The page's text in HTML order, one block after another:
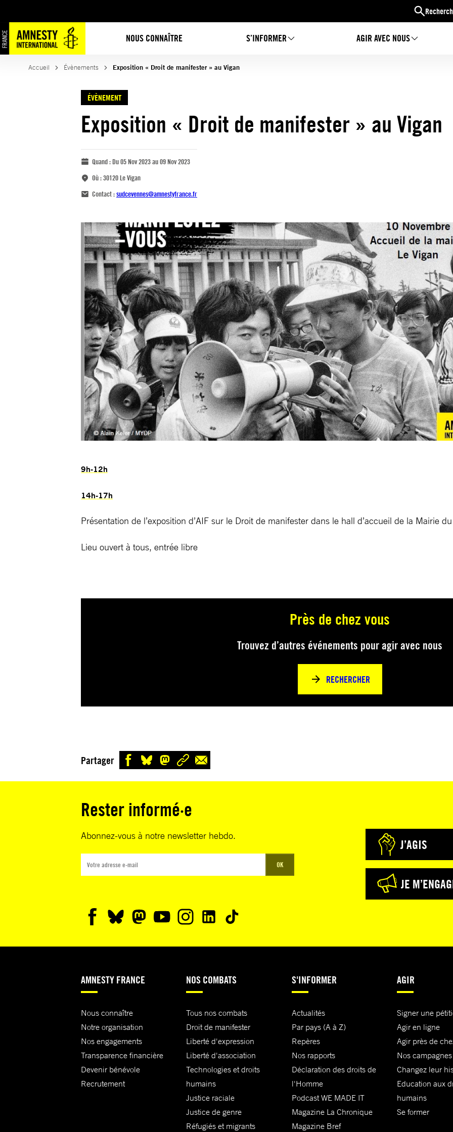
NOUS CONNAÎTRE S’INFORMER AGIR AVEC NOUS
Accueil Évènements Exposition « Droit de manifester » au Vigan
ÉVÈNEMENT
Exposition « Droit de manifester » au Vigan
Quand :Du 05 Nov 2023 au 09 Nov 2023
Où :30120 Le Vigan
Contact :sudcevennes@amnestyfrance.fr
9h-12h
14h-17h
Présentation de l’exposition d’AIF sur le Droit de manifester dans le hall d’accueil de la Mairie
Lieu ouvert à tous, entrée libre
Près de chez vous
Trouvez d’autres événements pour agir avec nous
RECHERCHER
Partager
Rester informé·e
Abonnez-vous à notre newsletter hebdo.
OK
J’AGIS
JE
AMNESTY FRANCE
Nous connaître
Notre organisation
Nos engagements
Transparence financière
Devenir bénévole
Recrutement
NOS COMBATS
Tous nos combats
Droit de manifester
Liberté d'expression
Liberté d'association
Technologies et droits
humains
Justice raciale
Justice de genre
Réfugiés et migrants
S'INFORMER
Actualités
Par pays (A à Z)
Repères
Nos rapports
Déclaration des droits de
l'Homme
Podcast WE MADE IT
Magazine La Chronique
Magazine Bref
AGIR
Signer une
Agir en ligne
Agir près de
Nos campagnes
Changez leur
Education aux
humains
Se former